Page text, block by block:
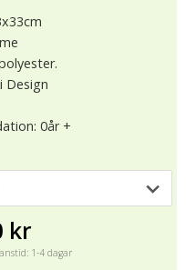
Design
0år +
kr
1-4 dagar